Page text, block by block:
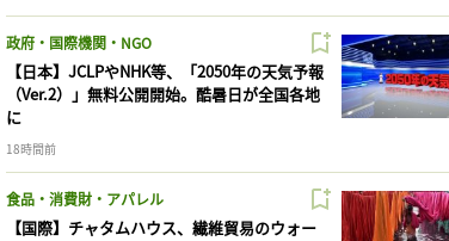
政府・国際機関・NGO
【日本】JCLPやNHK等、「2050年の天気予報
（Ver.2）」無料公開開始。酷暑日が全国各地
に
18時間前
食品・消費財・アパレル
【国際】チャタムハウス、繊維貿易のウォー